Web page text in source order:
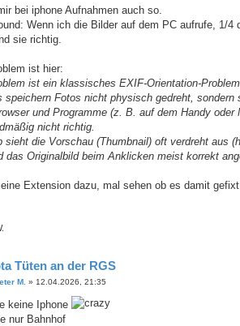
bei iphone Aufnahmen auch so.
Wenn ich die Bilder auf dem PC aufrufe, 1/
sie richtig.
ist hier:
ist ein klassisches EXIF-Orientation-
speichern Fotos nicht physisch gedreht, sondern
und Programme (z. B. auf dem Handy
nicht richtig.
sieht die Vorschau (Thumbnail) oft verdreht aus
das Originalbild beim Anklicken meist korrekt
Extension dazu, mal sehen ob es damit
Tüten an der RGS
M. » 12.04.2026, 21:35
keine Iphone
nur Bahnhof